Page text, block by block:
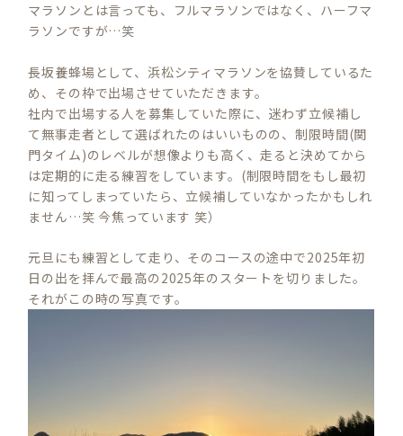
マラソンとは言っても、フルマラソンではなく、ハーフマ
ラソンですが…笑
長坂養蜂場として、浜松シティマラソンを協賛しているた
め、その枠で出場させていただきます。
社内で出場する人を募集していた際に、迷わず立候補し
て無事走者として選ばれたのはいいものの、制限時間(関
門タイム)のレベルが想像よりも高く、走ると決めてから
は定期的に走る練習をしています。(制限時間をもし最初
に知ってしまっていたら、立候補していなかったかもしれ
ません…笑 今焦っています 笑）
元旦にも練習として走り、そのコースの途中で2025年初
日の出を拝んで最高の2025年のスタートを切りました。
それがこの時の写真です。